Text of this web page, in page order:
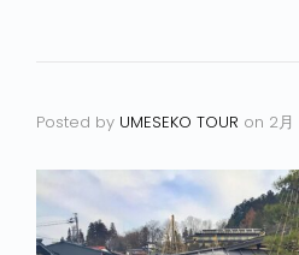
Posted by UMESEKO TOUR on 2